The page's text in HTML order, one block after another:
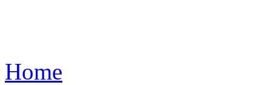
Home